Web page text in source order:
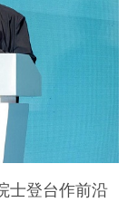
登台作前沿